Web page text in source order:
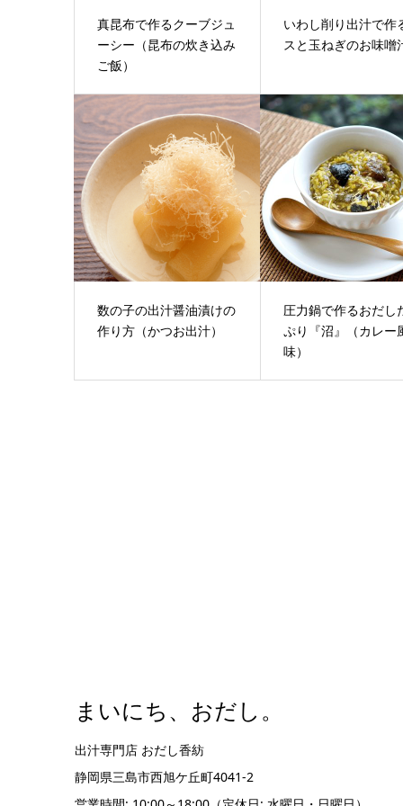
真昆布で作るクーブジュ
ーシー（昆布の炊き込み
ご飯）
いわし削り出汁で作
スと玉ねぎのお味噌
数の子の出汁醤油漬けの
作り方（かつお出汁）
圧力鍋で作るおだし
ぷり『沼』（カレー
味）
まいにち、おだし。
出汁専門店 おだし香紡
静岡県三島市西旭ケ丘町4041-2